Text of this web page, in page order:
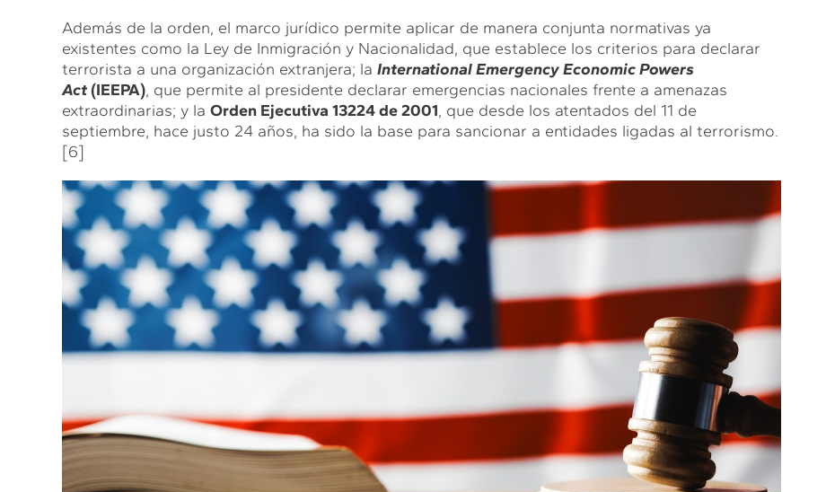
Además de la orden, el marco jurídico permite aplicar de manera conjunta normativas ya
existentes como la Ley de Inmigración y Nacionalidad, que establece los criterios para declarar
terrorista a una organización extranjera; la International Emergency Economic Powers
Act(IEEPA), que permite al presidente declarar emergencias nacionales frente a amenazas
extraordinarias; y la Orden Ejecutiva 13224 de 2001, que desde los atentados del 11 de
septiembre, hace justo 24 años, ha sido la base para sancionar a entidades ligadas al terrorismo.
[6]